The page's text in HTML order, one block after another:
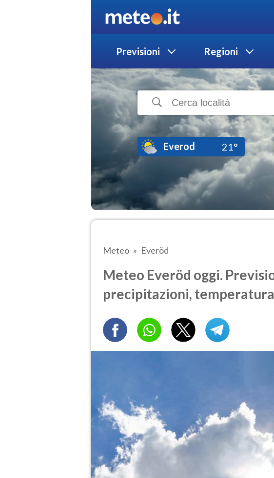
Previsioni Regioni
Everod 21°
Meteo Everöd
Meteo Everöd oggi.
precipitazioni,